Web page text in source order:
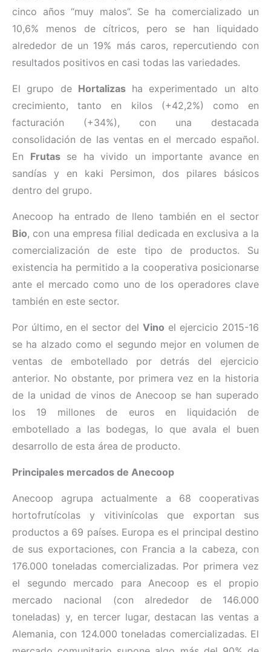
cinco años “muy malos”. Se ha comercializado un
10,6% menos de cítricos, pero se han liquidado
alrededor de un 19% más caros, repercutiendo con
resultados positivos en casi todas las variedades.
El grupo de Hortalizasha experimentado un alto
crecimiento, tanto en kilos (+42,2%) como en
facturación (+34%), con una destacada
consolidación de las ventas en el mercado español.
En Frutasse ha vivido un importante avance en
sandías y en kaki Persimon, dos pilares básicos
dentro del grupo.
Anecoop ha entrado de lleno también en el sector
Bio, con una empresa filial dedicada en exclusiva a la
comercialización de este tipo de productos. Su
existencia ha permitido a la cooperativa posicionarse
ante el mercado como uno de los operadores clave
también en este sector.
Por último, en el sector del Vino el ejercicio 2015-16
se ha alzado como el segundo mejor en volumen de
ventas de embotellado por detrás del ejercicio
anterior. No obstante, por primera vez en la historia
de la unidad de vinos de Anecoop se han superado
los 19 millones de euros en liquidación de
embotellado a las bodegas, lo que avala el buen
desarrollo de esta área de producto.
Principales mercados de Anecoop
Anecoop agrupa actualmente a 68 cooperativas
hortofrutícolas y vitivinícolas que exportan sus
productos a 69 países. Europa es el principal destino
de sus exportaciones, con Francia a la cabeza, con
176.000 toneladas comercializadas. Por primera vez
el segundo mercado para Anecoop es el propio
mercado nacional (con alrededor de 146.000
toneladas) y, en tercer lugar, destacan las ventas a
Alemania, con 124.000 toneladas comercializadas. El